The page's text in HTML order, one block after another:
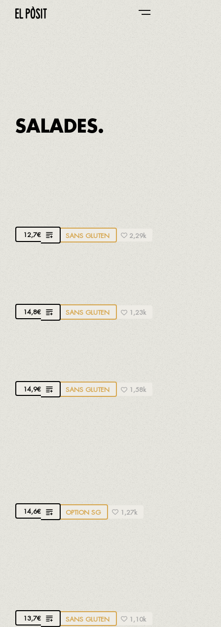
EL PÒSIT DEL SERRALLO
SALADES.
SALADE VERTE AVEC GRAINES
tomate cerise de variété récupérée et pomme
Golden. Graines grillées au restaurant
12,7€ SANS GLUTEN 2,29k
14,8€ SANS GLUTEN 1,23k
SALADE AVEC MELON ET CREVETTES
14,9€ SANS GLUTEN 1,58k
Avec notre sauce romesco traditionnelle à base de
14,6€ OPTION SG 1,27k
SALADE DE TOMATES ET VENTRÈCHE DE
Tomate cerise de variété récupérée, ventrèche et
poivron rôti
13,7€ SANS GLUTEN 1,10k